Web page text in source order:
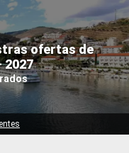
ofertas de
2027